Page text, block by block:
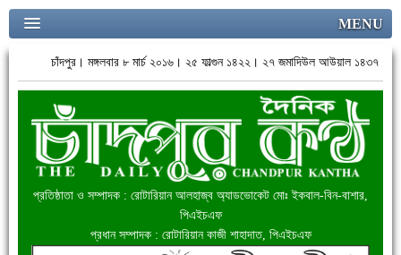
MENU
চাঁদপুর। মঙ্গলবার ৮ মার্চ ২০১৬। ২৫ ফাল্গুন ১৪২২। ২৭ জমাদিউল আউয়াল ১৪৩৭
প্রতিষ্ঠাতা ও সম্পাদক : রোটারিয়ান আলহাজ্ব অ্যাডভোকেট মোঃ ইকবাল-বিন-বাশার,
পিএইচএফ
প্রধান সম্পাদক : রোটারিয়ান কাজী শাহাদাত, পিএইচএফ